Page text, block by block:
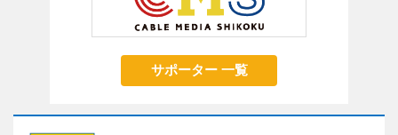
サポーター 一覧